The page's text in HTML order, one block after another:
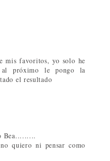
mis favoritos, yo solo he
próximo le pongo la
el resultado
Bea.........
quiero ni pensar como